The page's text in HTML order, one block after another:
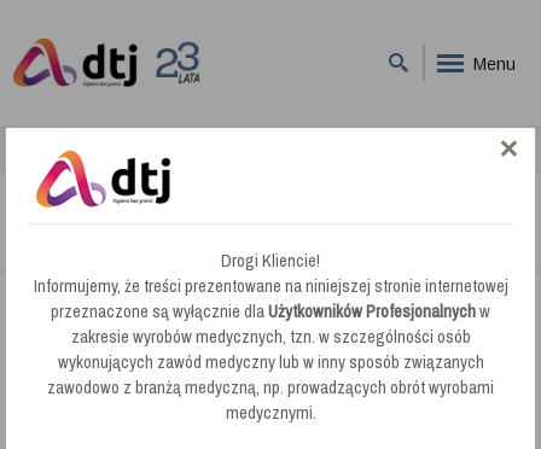
Menu
Intermop
Intermop.
Drogi Kliencie!
Informujemy, że treści prezentowane na niniejszej stronie internetowej
przeznaczone są wyłącznie dlaUżytkowników Profesjonalnychw
zakresie wyrobów medycznych, tzn. w szczególności osób
wykonujących zawód medyczny lub w inny sposób związanych
zawodowo z branżą medyczną, np. prowadzących obrót wyrobami
medycznymi.